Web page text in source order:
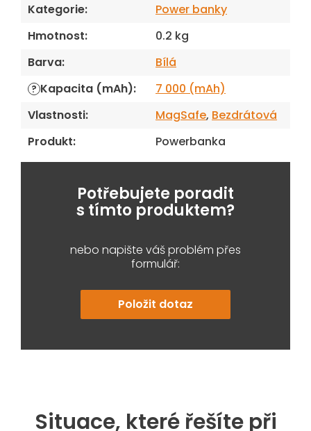
Kategorie:
Power banky
Hmotnost:
0.2 kg
Barva: Bílá
? Kapacita (mAh):
7 000 (mAh)
Vlastnosti: MagSafe, Bezdrátová
Produkt: Powerbanka
Potřebujete poradit
s tímto produktem?
nebo napište váš problém přes
formulář:
Položit dotaz
Situace, které řešíte při